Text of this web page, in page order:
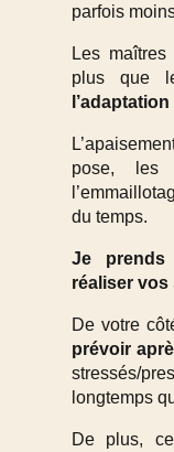
parfois
Les
plus que
pose, les
du temps.
Je prends
réaliser vos
De votre
prévoir
stressés/
longtemps
De plus,